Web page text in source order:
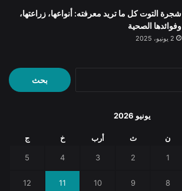
شجرة التوت كل ما تريد معرفته: أنواعها، زراعتها،
وفوائدها الصحية
2 يونيو، 2025
البحث
عن:
يونيو 2026
ن ث أرب خ ج
1
2
3
4
5
8
9
10
11
12